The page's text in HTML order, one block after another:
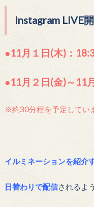
Instagram LIVE
●11月１日(木)：
●11月２日(金)～11
※約30分程を予定してい
イルミネーションを紹介
日替わりで配信されるよ